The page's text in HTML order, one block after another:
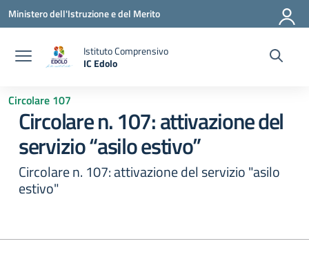
Vai ai contenuti
Vai al menu di navigazione
Vai al footer
Ministero dell'Istruzione e del Merito
Istituto Comprensivo
IC Edolo
Circolare 107
Circolare n. 107: attivazione del
servizio “asilo estivo”
Circolare n. 107: attivazione del servizio "asilo
estivo"